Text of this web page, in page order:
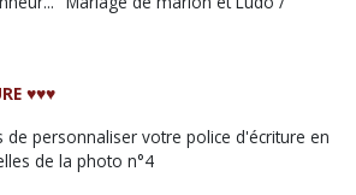
♥︎♥︎♥︎
personnaliser votre police d'écriture en
de la photo n°4